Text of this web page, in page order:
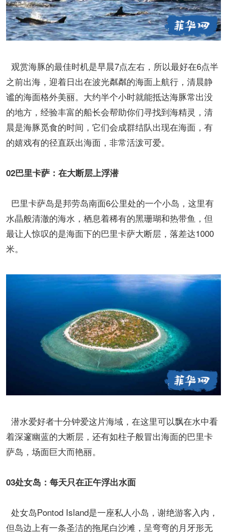
观赏海豚的最佳时机是早晨7点左右，所以最好在6点半
之前出海，迎着日出在波光粼粼的海面上航行，清晨静
谧的海面格外美丽。大约半个小时就能抵达海豚常出没
的地方，经验丰富的船长会帮助你们寻找到海精灵，清
晨是海豚觅食的时间，它们会成群结队出现在海面，有
的嬉戏有的径直跃出海面，非常活泼可爱。
02巴里卡萨：在大断层上浮潜
巴里卡萨岛是邦劳岛南面6公里处的一个小岛，这里有
水晶般清澈的海水，栖息着稀有的黑珊瑚和热带鱼，但
最让人惊叹的是海面下的巴里卡萨大断层，落差达1000
米。
潜水爱好者十分钟爱这片海域，在这里可以飘在水中看
着深邃幽蓝的大断层，还有如柱子般冒出海面的巴里卡
萨岛，场面巨大而艳丽。
03处女岛：每天只在正午浮出水面
处女岛Pontod Island是一座私人小岛，谢绝游客入内，
但岛边上有一条圣洁的拖尾白沙滩，呈弯弯的月牙形无